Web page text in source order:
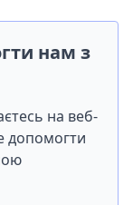
нам з
на веб-
допомогти